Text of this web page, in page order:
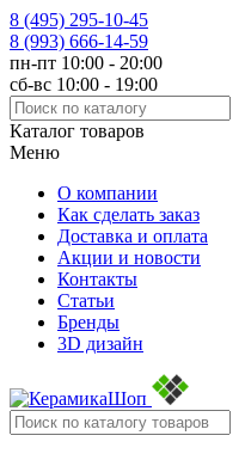
8 (495) 295-10-45
8 (993) 666-14-59
пн-пт 10:00 - 20:00
сб-вс 10:00 - 19:00
Каталог товаров
Меню
О компании
Как сделать заказ
Доставка и оплата
Акции и новости
Контакты
Статьи
Бренды
3D дизайн